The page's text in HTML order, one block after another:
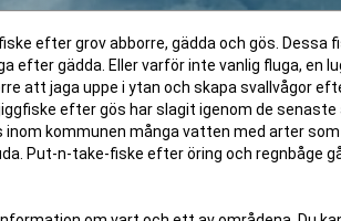
efter grov abborre, gädda och gös. Dessa
efter gädda. Eller varför inte vanlig fluga, en
att jaga uppe i ytan och skapa svallvågor
efter gös har slagit igenom de senaste
kommunen många vatten med arter
Put-n-take-fiske efter öring och regnbåge